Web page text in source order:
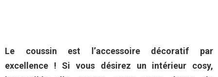
Le coussin est l’accessoire décoratif par
excellence ! Si vous désirez un intérieur cosy,